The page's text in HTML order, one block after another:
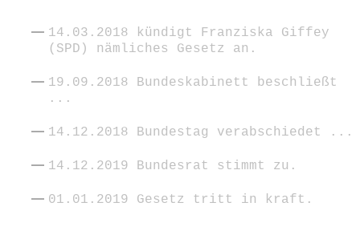
14.03.2018 kündigt Franziska Giffey
(SPD) nämliches Gesetz an.
19.09.2018 Bundeskabinett beschließt
...
14.12.2018 Bundestag verabschiedet ...
14.12.2019 Bundesrat stimmt zu.
01.01.2019 Gesetz tritt in kraft.